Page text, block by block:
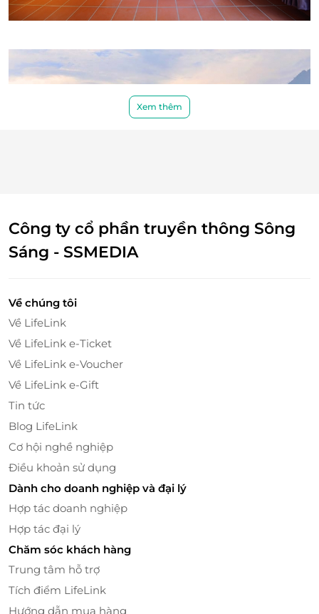
20h00): 1900 2065
Phòng Junior Deluxe với tầm nhìn ra núi non hùng
vĩ, thơ mộng của Mai Châu. Toàn bộ căn phòng được
sàn gạch đỏ lát bắt mắt.
Xem thêm
Công ty cổ phần truyền thông Sông
Sáng - SSMEDIA
Về chúng tôi
Về LifeLink
Về LifeLink e-Ticket
Về LifeLink e-Voucher
Về LifeLink e-Gift
Tin tức
Blog LifeLink
Cơ hội nghề nghiệp
Điều khoản sử dụng
Dành cho doanh nghiệp và đại lý
Hợp tác doanh nghiệp
Hợp tác đại lý
Chăm sóc khách hàng
Trung tâm hỗ trợ
Tích điểm LifeLink
Hướng dẫn mua hàng